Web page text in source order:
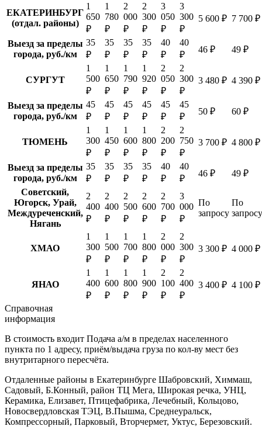
ЕКАТЕРИНБУРГ
(отдал. районы)
1
650
₽
1
780
₽
2
000
₽
2
300
₽
3
050
₽
3
300
₽
5 600 ₽ 7 700 ₽
Выезд за пределы
города, руб./км
35
₽
35
₽
35
₽
35
₽
40
₽
40
₽
46 ₽ 49 ₽
СУРГУТ
1
500
₽
1
650
₽
1
790
₽
1
920
₽
2
050
₽
2
300
₽
3 480 ₽ 4 390 ₽
Выезд за пределы
города, руб./км
45
₽
45
₽
45
₽
45
₽
45
₽
45
₽
50 ₽ 60 ₽
ТЮМЕНЬ
1
300
₽
1
450
₽
1
600
₽
1
800
₽
2
200
₽
2
750
₽
3 700 ₽ 4 800 ₽
Выезд за пределы
города, руб./км
35
₽
35
₽
35
₽
35
₽
40
₽
40
₽
46 ₽
49 ₽
Советский,
Югорск, Урай,
Междуреченский,
Нягань
2
400
₽
2
400
₽
2
500
₽
2
600
₽
2
700
₽
3
000
₽
По
запросу
По
запросу
ХМАО
1
300
₽
1
500
₽
1
700
₽
1
800
₽
2
000
₽
2
300
₽
3 300 ₽ 4 000 ₽
ЯНАО
1
400
₽
1
600
₽
1
800
₽
1
900
₽
2
100
₽
2
400
₽
3 400 ₽ 4 100 ₽
Справочная
информация
В стоимость входит Подача а/м в пределах населенного
пункта по 1 адресу, приём/выдача груза по кол-ву мест без
внутритарного пересчёта.
Отдаленные районы в Екатеринбурге Шабровский, Химмаш,
Садовый, Б.Конный, район ТЦ Мега, Широкая речка, УНЦ,
Керамика, Елизавет, Птицефабрика, Лечебный, Кольцово,
Новосвердловская ТЭЦ, В.Пышма, Среднеуральск,
Компрессорный, Парковый, Вторчермет, Уктус, Березовский.